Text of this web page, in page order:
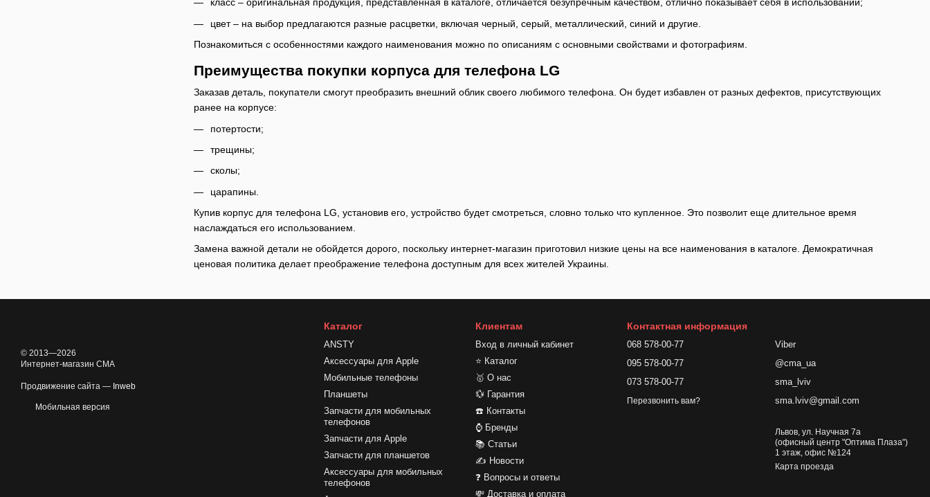
класс – оригинальная продукция, представленная в каталоге, отличается безупречным качеством, отлично показывает себя в использовании;
цвет – на выбор предлагаются разные расцветки, включая черный, серый, металлический, синий и другие.
Познакомиться с особенностями каждого наименования можно по описаниям с основными свойствами и фотографиям.
Преимущества покупки корпуса для телефона LG
Заказав деталь, покупатели смогут преобразить внешний облик своего любимого телефона. Он будет избавлен от разных дефектов, присутствующих
ранее на корпусе:
потертости;
трещины;
сколы;
царапины.
Купив корпус для телефона LG, установив его, устройство будет смотреться, словно только что купленное. Это позволит еще длительное время
наслаждаться его использованием.
Замена важной детали не обойдется дорого, поскольку интернет-магазин приготовил низкие цены на все наименования в каталоге. Демократичная
ценовая политика делает преображение телефона доступным для всех жителей Украины.
© 2013—2026
Интернет-магазин CMA
Продвижение сайта — Inweb
Мобильная версия
Каталог
ANSTY
Аксессуары для Apple
Мобильные телефоны
Планшеты
Запчасти для мобильных
телефонов
Запчасти для Apple
Запчасти для планшетов
Аксессуары для мобильных
телефонов
Клиентам
Вход в личный кабинет
⭐ Каталог
🥇 О нас
💱 Гарантия
☎️ Контакты
⌚ Бренды
📚 Статьи
✍ Новости
❓ Вопросы и ответы
💸 Доставка и оплата
Контактная информация
068 578-00-77
095 578-00-77
073 578-00-77
Перезвонить вам?
Viber
@cma_ua
sma_lviv
sma.lviv@gmail.com
Львов, ул. Научная 7а
(офисный центр "Оптима Плаза")
1 этаж, офис №124
Карта проезда